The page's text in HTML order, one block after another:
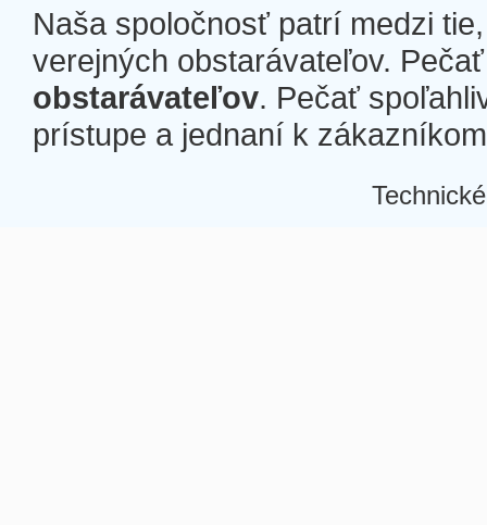
Naša spoločnosť patrí medzi
verejných obstarávateľov.
obstarávateľov. Pečať
prístupe a jednaní k